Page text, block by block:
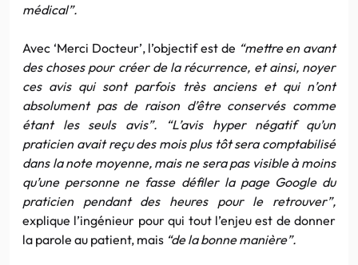
médical”.
Avec ‘Merci Docteur’, l’objectif est de “mettre en avant
des choses pour créer de la récurrence, et ainsi, noyer
ces avis qui sont parfois très anciens et qui n’ont
absolument pas de raison d’être conservés comme
étant les seuls avis”. “L’avis hyper négatif qu’un
praticien avait reçu des mois plus tôt sera comptabilisé
dans la note moyenne, mais ne sera pas visible à moins
qu’une personne ne fasse défiler la page Google du
praticien pendant des heures pour le retrouver”,
explique l’ingénieur pour qui tout l’enjeu est de donner
la parole au patient, mais “de la bonne manière”.